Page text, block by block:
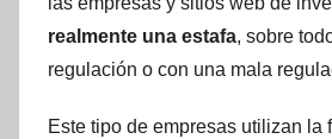
realmente una estafa, sobre
regulación o con una mala
Este tipo de empresas utilizan la